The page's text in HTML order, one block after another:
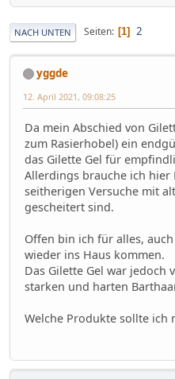
NACH UNTEN Seiten 1 2
yggde
12. April 2021, 09:08:25
Da mein Abschied von
zum Rasierhobel) ein
das Gilette Gel für
Allerdings brauche ich hier
seitherigen Versuche mit
gescheitert sind.
Offen bin ich für alles,
wieder ins Haus kommen.
Das Gilette Gel war jedoch
starken und harten
Welche Produkte sollte ich